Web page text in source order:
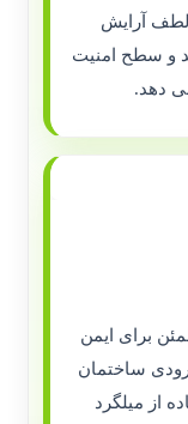
لطف آرایش
و سطح امنیت
دهد.
برای ایمن
ساختمان
از میلگرد